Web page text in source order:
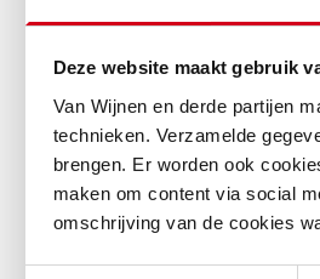
Deze website maakt gebruik
Van Wijnen en derde partijen
technieken. Verzamelde
brengen. Er worden ook
maken om content via social
omschrijving van de cookies